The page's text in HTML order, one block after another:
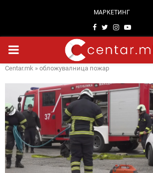
МАРКЕТИНГ
Facebook
TwitterInstagram
Youtube
PRIMARY
Centar.mk » обложувалница пожар